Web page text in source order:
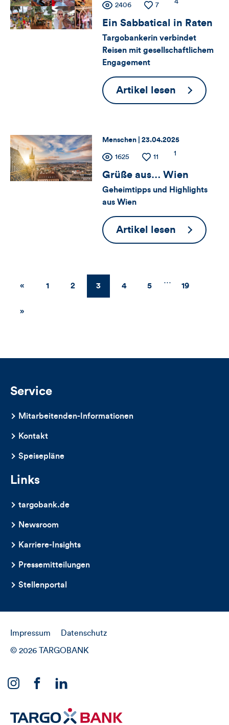
Artikels
Zähler
für
Views,
Likes
und
dieses
Artikels
Anzahl
Views
2406
Anzahl
Likes
7
der
Kommentare
Ein Sabbatical in Raten
Targobankerin verbindet
Reisen mit gesellschaftlichem
Engagement
Artikel lesen Ein
Sabbatical
Raten
Thema:
Menschen | Datum:
23.04.2025
Zähler
für
Views,
Likes
und
dieses
Anzahl
Views
1625
Anzahl
Likes
11
Anzahl
der
Kommentare
1
Grüße aus… Wien
Geheimtipps und Highlights
aus Wien
Artikel lesen Grüße
aus…
«Zurück
1 2 3 4 5
…
19
Weiter
»
Service
Mitarbeitenden-Informationen
Kontakt
Speisepläne
Links
targobank.de
Newsroom
Karriere-Insights
Pressemitteilungen
Stellenportal
Impressum Datenschutz
© 2026 TARGOBANK
unseremunseremunserem